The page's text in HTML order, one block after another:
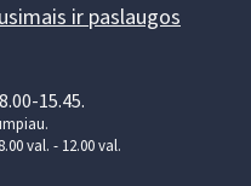
ir paslaugos
15.45.
val. - 12.00 val.